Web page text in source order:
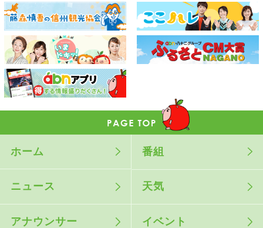
ホーム 番組
ニュース 天気
アナウンサー イベント